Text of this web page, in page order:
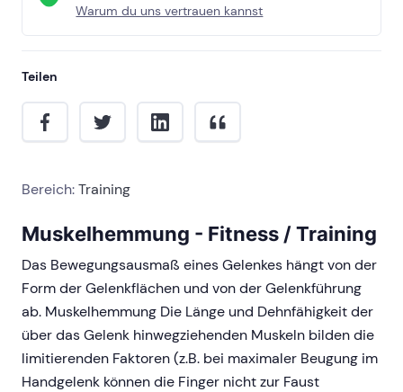
Warum du uns vertrauen kannst
Teilen
Bereich:Training
Muskelhemmung - Fitness / Training
Das Bewegungsausmaß eines Gelenkes hängt von der
Form der Gelenkflächen und von der Gelenkführung
ab. Muskelhemmung Die Länge und Dehnfähigkeit der
über das Gelenk hinwegziehenden Muskeln bilden die
limitierenden Faktoren (z.B. bei maximaler Beugung im
Handgelenk können die Finger nicht zur Faust